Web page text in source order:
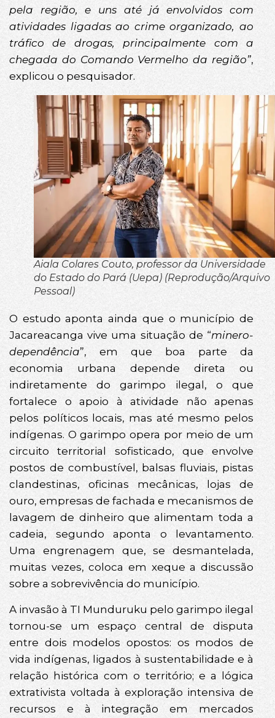
pela região, e uns até já envolvidos com
atividades ligadas ao crime organizado, ao
tráfico de drogas, principalmente com a
chegada do Comando Vermelho da região”,
explicou o pesquisador.
Aiala Colares Couto, professor da Universidade
do Estado do Pará (Uepa) (Reprodução/Arquivo
Pessoal)
O estudo aponta ainda que o município de
Jacareacanga vive uma situação de “minero-
dependência”, em que boa parte da
economia urbana depende direta ou
indiretamente do garimpo ilegal, o que
fortalece o apoio à atividade não apenas
pelos políticos locais, mas até mesmo pelos
indígenas. O garimpo opera por meio de um
circuito territorial sofisticado, que envolve
postos de combustível, balsas fluviais, pistas
clandestinas, oficinas mecânicas, lojas de
ouro, empresas de fachada e mecanismos de
lavagem de dinheiro que alimentam toda a
cadeia, segundo aponta o levantamento.
Uma engrenagem que, se desmantelada,
muitas vezes, coloca em xeque a discussão
sobre a sobrevivência do município.
A invasão à TI Munduruku pelo garimpo ilegal
tornou-se um espaço central de disputa
entre dois modelos opostos: os modos de
vida indígenas, ligados à sustentabilidade e à
relação histórica com o território; e a lógica
extrativista voltada à exploração intensiva de
recursos e à integração em mercados